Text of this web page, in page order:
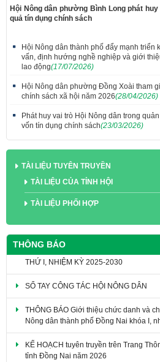
Hội Nông dân phường Bình Long phát
quả tín dụng chính sách
Hội Nông dân thành phố đẩy mạnh
vấn, định hướng nghề nghiệp và giới
lao động(17/07/2026)
Hội Nông dân phường Đồng Xoài tham
chính sách xã hội năm 2026(28/04/2026)
Phát huy vai trò Hội Nông dân trong
vốn tín dụng chính sách(23/03/2026)
TÀI LIỆU TUYÊN TRUYỀN
TÀI LIỆU CỦA TỈNH HỘI
TÀI LIỆU PHỐI HỢP
THÔNG BÁO
VĂN KIỆN ĐẠI HỘI ĐẠI BIỂU HỘI
THỨ I, NHIỆM KỲ 2025-2030
SỔ TAY CÔNG TÁC HỘI NÔNG DÂN
THÔNG BÁO Giới thiệu chức danh và
Nông dân thành phố Đồng Nai khóa I,
KẾ HOẠCH tuyên truyền trên Trang
tỉnh Đồng Nai năm 2026